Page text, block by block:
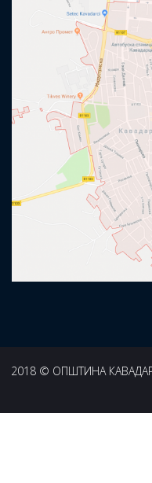
2018 © ОПШТИНА